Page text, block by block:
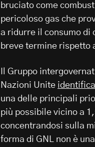
bruciato come
pericoloso gas che
a ridurre il consumo di
breve termine rispetto
Il Gruppo
Nazioni Unite
una delle principali
più possibile vicino a
concentrandosi sulla
forma di GNL non è